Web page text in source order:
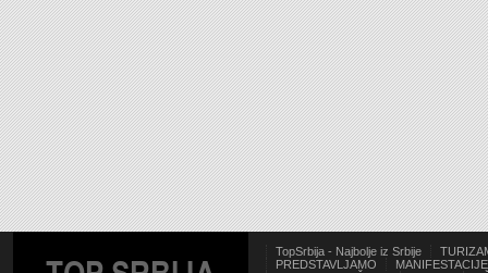
TopSrbija - Najbolje iz Srbije
PREDSTAVLJAMO
MANIFESTACIJE